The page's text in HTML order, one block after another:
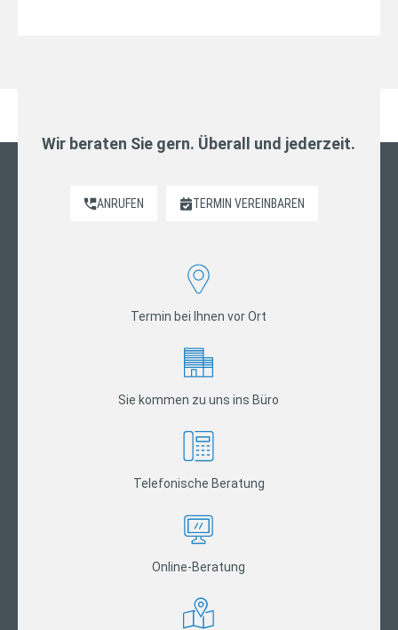
Wir beraten Sie gern. Überall und jederzeit.
ANRUFEN TERMIN VEREINBAREN
Termin bei Ihnen vor Ort
Sie kommen zu uns ins Büro
Telefonische Beratung
Online-Beratung